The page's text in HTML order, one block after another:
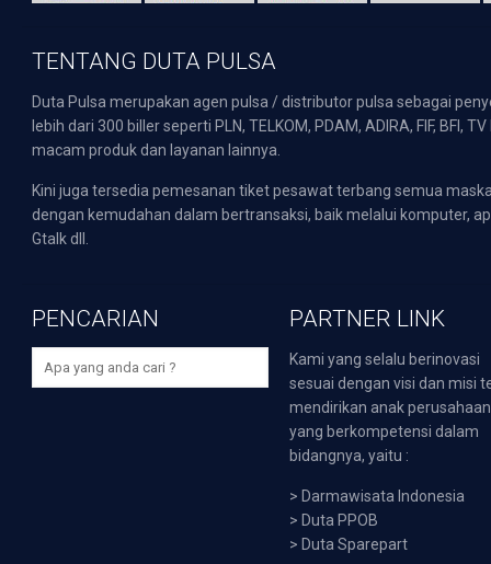
TENTANG DUTA PULSA
Duta Pulsa merupakan agen pulsa / distributor pulsa sebagai
lebih dari 300 biller seperti PLN, TELKOM, PDAM, ADIRA, FIF,
macam produk dan layanan lainnya.
Kini juga tersedia pemesanan tiket pesawat terbang semua
dengan kemudahan dalam bertransaksi, baik melalui komputer,
Gtalk dll.
PENCARIAN PARTNER LINK
Kami yang selalu berinovasi
sesuai dengan visi dan misi
mendirikan anak perusahaan
yang berkompetensi dalam
bidangnya, yaitu :
> Darmawisata Indonesia
> Duta PPOB
> Duta Sparepart